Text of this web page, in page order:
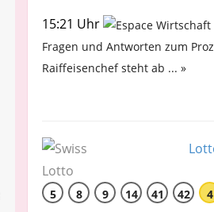
15:21 Uhr
Fragen und Antworten zum
Raiffeisenchef steht ab ... »
5 8 9 14 41 42 4